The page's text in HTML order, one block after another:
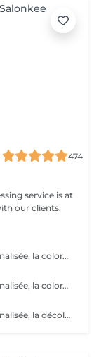
474
our clients.
Le pack comprend une consultation personnalisée, la coloration des racines avec les produits L’OREAL PROFESSIONNEL , shampooing et conditionneur spécifiques REDKEN/ SHU UEMURA, le séchage et les produits de styling REDKEN/ SHU UEMURA Option Coupe : la coupe IGORANCE ( finition sur cheveux secs), le séchage et les produits de finitions REDKEN. * Tarifs à titre indicatifs à confirmer après la consultation personnalisée établit auprès de votre coiffeur/stylist/spécialiste * La direction se réserve le droit d’apporter des modifications pour le bon fonctionnement du salon
Le pack comprend une consultation personnalisée, la coloration des racines et un coup de soleil avec les produits LOREAL PROFESSIONNEL , shampooing et conditionneur spécifiques REDKEN/ SHU UEMURA , le séchage et les produits de styling REDKEN/ SHU UEMURA Option Coupe : la coupe IGORANCE (finitions sur cheveux secs) , le séchage et les produits de styling REDKEN * Tarifs à titre indicatifs à confirmer après la consultation personnalisée établit auprès de votre coiffeur/stylist/spécialiste * La direction se réserve le droit d’apporter des modifications pour le bon fonctionnement du salon
Le pack comprend une consultation personnalisée, la décoloration avec son protecteur et le gloss avec les produits LOREAL PROFESSIONNEL , shampooing et conditionneur spécifiques REDKEN , le séchage et les produits de styling REDKEN Option Coupe : la coupe IGORANCE (finition sur cheveux secs), le séchage et les produits de styling REDKEN. * Tarifs à titre indicatifs à confirmer après la consultation personnalisée établit auprès de votre coiffeur/stylist/spécialiste * La direction se réserve le droit d’apporter des modifications pour le bon fonctionnement du salon